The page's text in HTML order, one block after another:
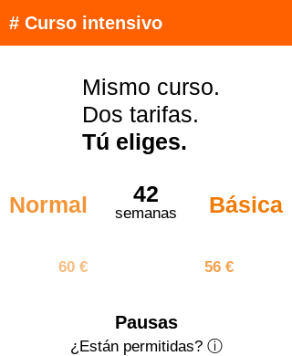
# Curso intensivo
Mismo curso.
Dos tarifas.
Tú eliges.
Normal 42
semanas
Básica
60 € 56 €
Pausas
¿Están permitidas? ⓘ